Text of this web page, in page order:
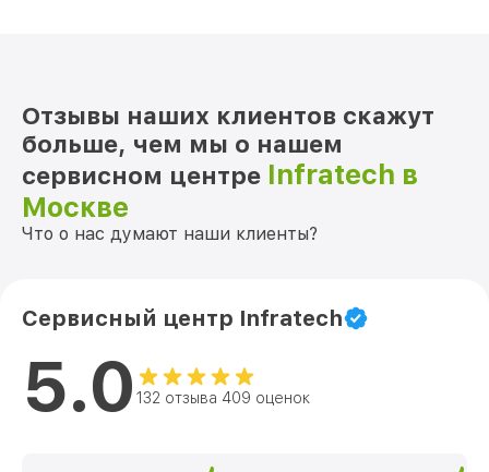
Отзывы наших клиентов скажут
больше, чем мы о нашем
сервисном центре Infratech в
Москве
Что о нас думают наши клиенты?
Сервисный центр Infratech
5.0 132 отзыва 409 оценок